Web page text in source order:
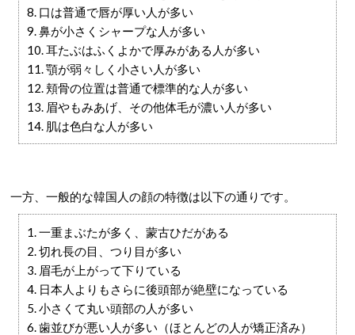
8. 口は普通で唇が厚い人が多い
9. 鼻が小さくシャープな人が多い
10. 耳たぶはふくよかで厚みがある人が多い
11. 顎が弱々しく小さい人が多い
12. 頬骨の位置は普通で標準的な人が多い
13. 眉やもみあげ、その他体毛が濃い人が多い
14. 肌は色白な人が多い
一方、一般的な韓国人の顔の特徴は以下の通りです。
1. 一重まぶたが多く、蒙古ひだがある
2. 切れ長の目、つり目が多い
3. 眉毛が上がって下りている
4. 日本人よりもさらに後頭部が絶壁になっている
5. 小さくて丸い頭部の人が多い
6. 歯並びが悪い人が多い（ほとんどの人が矯正済み）